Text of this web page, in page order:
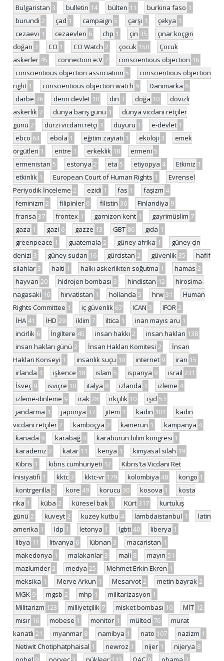
Bulgaristan 3 bulletin 14 bülten 11 burkina faso 1
burundi 2 çad 1 campaign 5 çarşı 1 çekya 1
cezaevi 1 cezaevleri 6 chp 1 çin 35
çınar koçgiri
doğan 3 CO 1 CO Watch 2 çocuk 150
Çocuk
askerler 45 connection e.V 7 conscientious objection 16
conscientious objection association 5
conscientious objection
right 1 conscientious objection watch 9 Danimarka 6
darbe 76 derin devlet 10 din 3 doğa 10
dövizli
askerlik 7 dünya barış günü 1
dünya vicdani retçiler
günü 2 dürzi vicdani retçi 3 duyuru 1 e-devlet 1
ebco 64 ebola 1 eğitim zayiatı 1 ekoloji 3
emek
örgütleri 1 eritre 1 erkeklik 18 ermeni 5
ermenistan 5 estonya 2 eta 5 etiyopya 4 Etkiniz 1
etkinlik 1 European Court of Human Rights 1
Evrensel
Periyodik İnceleme 2 ezidi 1 fas 1 faşizm 4
feminizm 2 filipinler 6 filistin 36 Finlandiya 9
fransa 37 frontex 1 garnizon kent 1 gayrimüslim 7
gaza 1 gazi 6 gazze 13 GBT 86 gıda 1
greenpeace 1 guatemala 2 güney afrika 1
güney çin
denizi 3 güney sudan 16 gürcistan 2 güvenlik 35
hafif
silahlar 3 haiti 1 halkı askerlikten soğutma 1 hamas 2
hayvan 20 hidrojen bombası 3 hindistan 12
hirosima-
nagasaki 16 hırvatistan 1 hollanda 5 hrw 31
Human
Rights Committee 1 iç güvenlik 67 ICAN 3 IFOR 2
İHA 41 İHD 29 iklim 7 iltica 1 inan mayıs aru 1
incirlik 6 İngiltere 45 insan hakkı 2 insan hakları 138
insan hakları günü 2 İnsan Hakları Komitesi 2
İnsan
Hakları Konseyi 1 insanlık suçu 10 internet 9 iran 15
irlanda 1 işkence 18 islam 5 ispanya 9 israil 231
İsveç 9 isviçre 10 italya 8 izlanda 3 izleme 4
izleme-dinleme 9 ırak 28 ırkçılık 10 ışid 53
jandarma 1 japonya 37 jitem 1 kadın 101
kadın
vicdani retçiler 2 kamboçya 2 kamerun 1 kampanya 4
kanada 9 karabağ 4 karaburun bilim kongresi 1
karadeniz 2 katar 11 kenya 1 kimyasal silah 19
Kıbrıs 1 kıbrıs cumhuriyeti 12
Kıbrıs'ta Vicdani Ret
İnisiyatifi 1 kktc 3 kktc-vr 179 kolombiya 48 kongo 1
kontrgerilla 2 kore 49 korucu 30 kosova 1
kosta
rika 1 küba 2 küresel bak 1 Kürt 317
kurtuluş
günü 2 kuveyt 2 kuzey kutbu 4 lambdaistanbul 1
latin
amerika 1 ldp 1 letonya 1 lgbti 40 liberya 1
libya 11 litvanya 6 lübnan 3 macaristan 1
makedonya 1 malakanlar 3 mali 8 mayın 51
mazlumder 2 medya 25 Mehmet Erkin Ekren 1
meksika 1 Merve Arkun 1 Mesarvot 2 metin bayrak 2
MGK 9 mgsb 2 mhp 1 militarizasyon 1
Militarizm 123 milliyetçilik 7 misket bombası 10 MİT 12
mısır 16 mobese 1 monitor 1 mülteci 76
murat
kanatlı 21 myanmar 8 namibya 1 nato 107 nazizm 1
Netiwit Chotiphatphaisal 1 newroz 1 nijer 1 nijerya 8